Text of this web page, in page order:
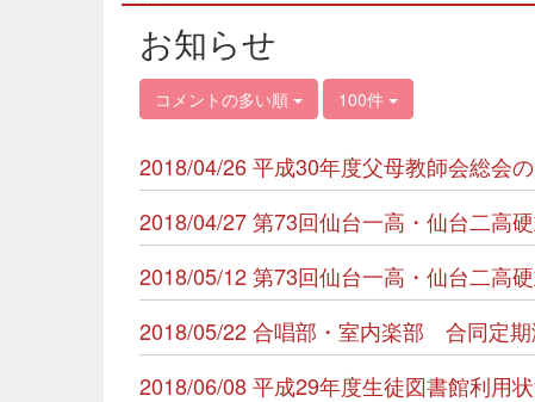
お知らせ
コメントの多い順 100件
2018/04/26 平成30年度父母教師会総会
2018/04/27 第73回仙台一高・仙台二高
2018/05/12 第73回仙台一高・仙台二高
2018/05/22 合唱部・室内楽部 合同定期
2018/06/08 平成29年度生徒図書館利用